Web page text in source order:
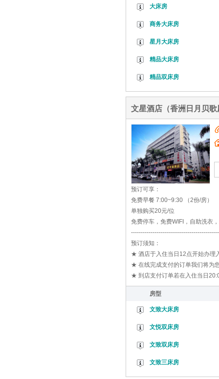
大床房
商务大床房
星月大床房
精品大床房
精品双床房
文星酒店（香洲日月贝歌
预订可享：
免费早餐 7:00~9:30 （2份/房）
单独购买20元/位
免费停车，免费WIFI，自助洗衣
预订须知：
★ 酒店于入住当日12点开始办理
★ 在线完成支付的订单我们将为
★ 到店支付订单若在入住当日
房型
文致大床房
文悦双床房
文致双床房
文致三床房